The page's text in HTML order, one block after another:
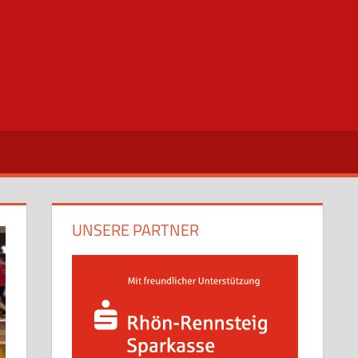
UNSERE PARTNER